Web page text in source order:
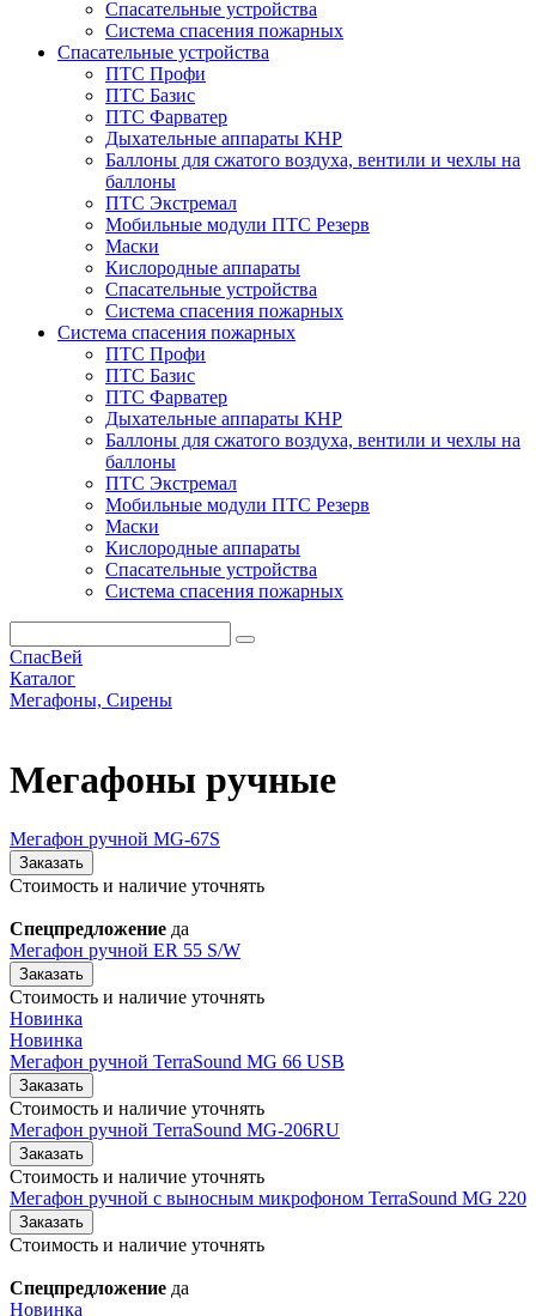
Спасательные устройства
Система спасения пожарных
Спасательные устройства
ПТС Профи
ПТС Базис
ПТС Фарватер
Дыхательные аппараты КНР
Баллоны для сжатого воздуха, вентили и чехлы на
баллоны
ПТС Экстремал
Мобильные модули ПТС Резерв
Маски
Кислородные аппараты
Спасательные устройства
Система спасения пожарных
Система спасения пожарных
ПТС Профи
ПТС Базис
ПТС Фарватер
Дыхательные аппараты КНР
Баллоны для сжатого воздуха, вентили и чехлы на
баллоны
ПТС Экстремал
Мобильные модули ПТС Резерв
Маски
Кислородные аппараты
Спасательные устройства
Система спасения пожарных
СпасВей
Каталог
Мегафоны, Сирены
Мегафоны ручные
Мегафон ручной MG-67S
Заказать
Стоимость и наличие уточнять
Спецпредложение да
Мегафон ручной ER 55 S/W
Заказать
Стоимость и наличие уточнять
Новинка
Новинка
Мегафон ручной TerraSound MG 66 USB
Заказать
Стоимость и наличие уточнять
Мегафон ручной TerraSound MG-206RU
Заказать
Стоимость и наличие уточнять
Мегафон ручной с выносным микрофоном TerraSound MG 220
Заказать
Стоимость и наличие уточнять
Спецпредложение да
Новинка